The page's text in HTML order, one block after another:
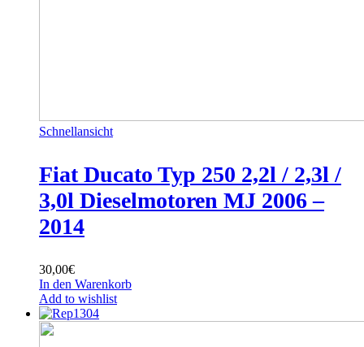
Schnellansicht
Fiat Ducato Typ 250 2,2l / 2,3l /
3,0l Dieselmotoren MJ 2006 –
2014
30,00€
In den Warenkorb
Add to wishlist